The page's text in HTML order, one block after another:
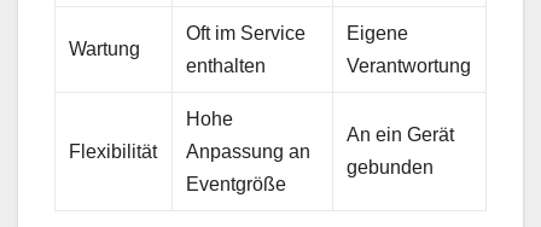
Wartung
Oft im Service
enthalten
Eigene
Verantwortung
Flexibilität
Hohe
Anpassung an
Eventgröße
An ein Gerät
gebunden